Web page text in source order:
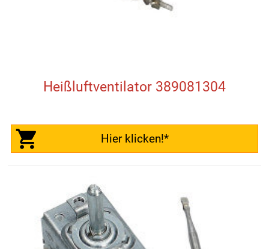
Heißluftventilator 389081304
Hier klicken!*